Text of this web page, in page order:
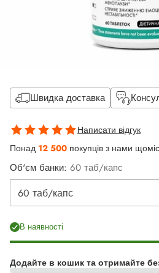
Швидка доставка
Написати відгук
Понад 12 500 покупців з нами
Об'єм банки: 60 таб/капс
В наявності
Додайте в кошик та отримайте